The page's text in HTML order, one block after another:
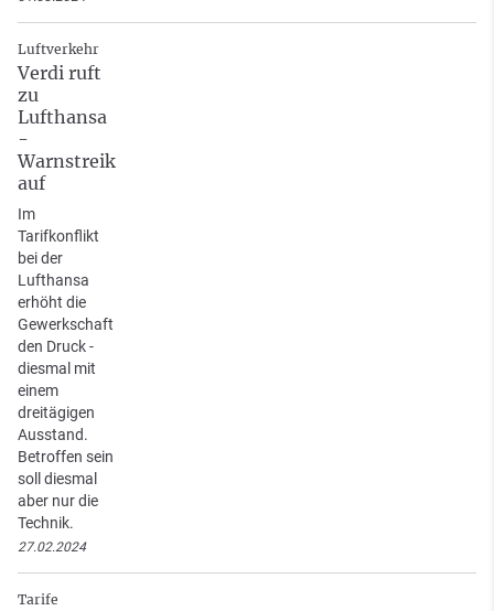
Luftverkehr
Verdi ruft
zu
Lufthansa
-
Warnstreik
auf
Im
Tarifkonflikt
bei der
Lufthansa
erhöht die
Gewerkschaft
den Druck -
diesmal mit
einem
dreitägigen
Ausstand.
Betroffen sein
soll diesmal
aber nur die
Technik.
27.02.2024
Tarife